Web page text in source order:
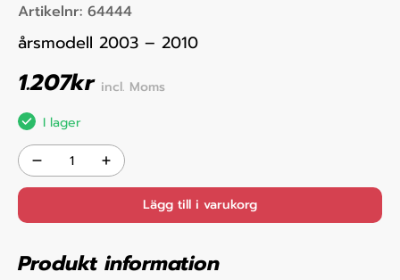
Artikelnr: 64444
årsmodell 2003 – 2010
1.207kr incl. Moms
I lager
Lägg till i varukorg
Produkt information